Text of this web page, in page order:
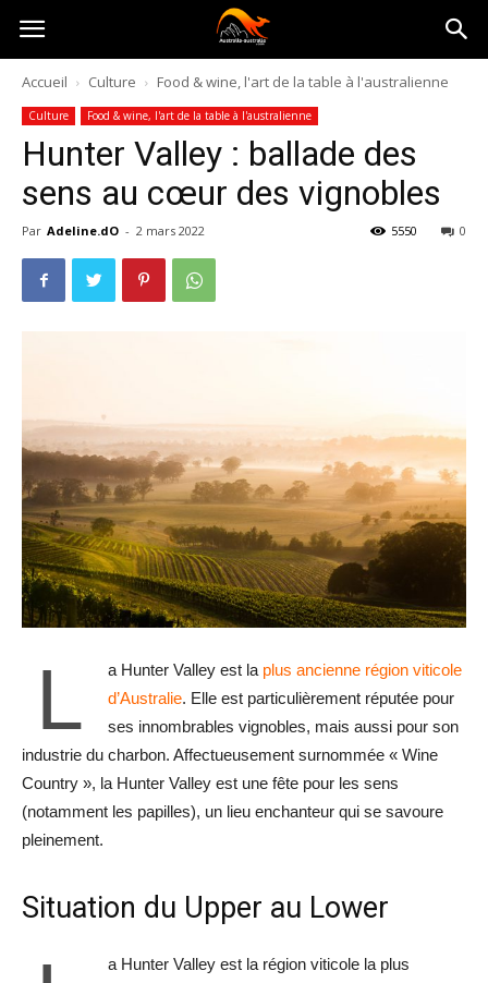
Australia-
australie.com
Accueil Culture Food & wine, l'art de la table à l'australienne
Culture Food & wine, l'art de la table à l'australienne
Hunter Valley : ballade des
sens au cœur des vignobles
Par Adeline.dO - 2 mars 2022 0
5550
L a Hunter Valley est la plus ancienne région viticole
d’Australie. Elle est particulièrement réputée pour
ses innombrables vignobles, mais aussi pour son
industrie du charbon. Affectueusement surnommée « Wine
Country », la Hunter Valley est une fête pour les sens
(notamment les papilles), un lieu enchanteur qui se savoure
pleinement.
Situation du Upper au Lower
a Hunter Valley est la région viticole la plus